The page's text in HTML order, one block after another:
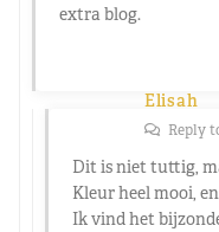
extra blog.
Elisah
Reply
Dit is niet tuttig,
Kleur heel mooi,
Ik vind het